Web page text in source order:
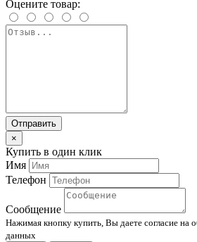
Оцените товар:
Отправить
×
Купить в один клик
Имя
Телефон
Сообщение
Нажимая кнопку купить, Вы даете согласие на
данных